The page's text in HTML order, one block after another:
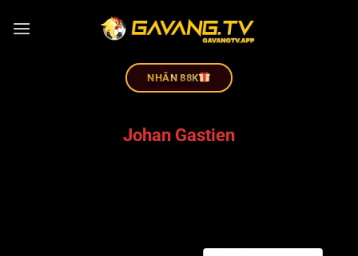
NHÂN 88K
Johan Gastien